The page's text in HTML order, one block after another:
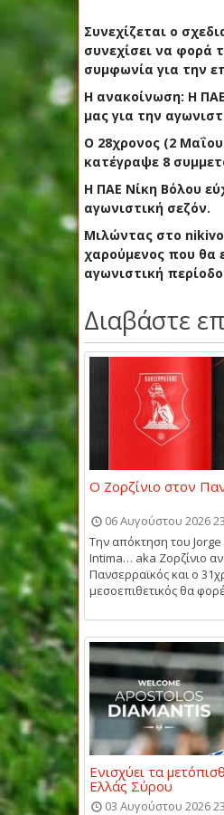
Συνεχίζεται ο
συνεχίσει να φορά
συμφωνία για την
Η ανακοίνωση: Η
μας για την
Ο 28χρονος (2
κατέγραψε 8
Η ΠΑΕ Νίκη Βόλου
αγωνιστική σεζόν.
Μιλώντας στο
χαρούμενος που θα
αγωνιστική
Διαβάστε
Ο Ζορζίνιο στον
06 Αυγούστου 2026
Την απόκτηση του
Intima… aka Ζορζίνιο
Πανσερραϊκός και ο
μεσοεπιθετικός θα
Ενισχύει τα
Ελλάς Σύρου
03 Αυγούστου 2026